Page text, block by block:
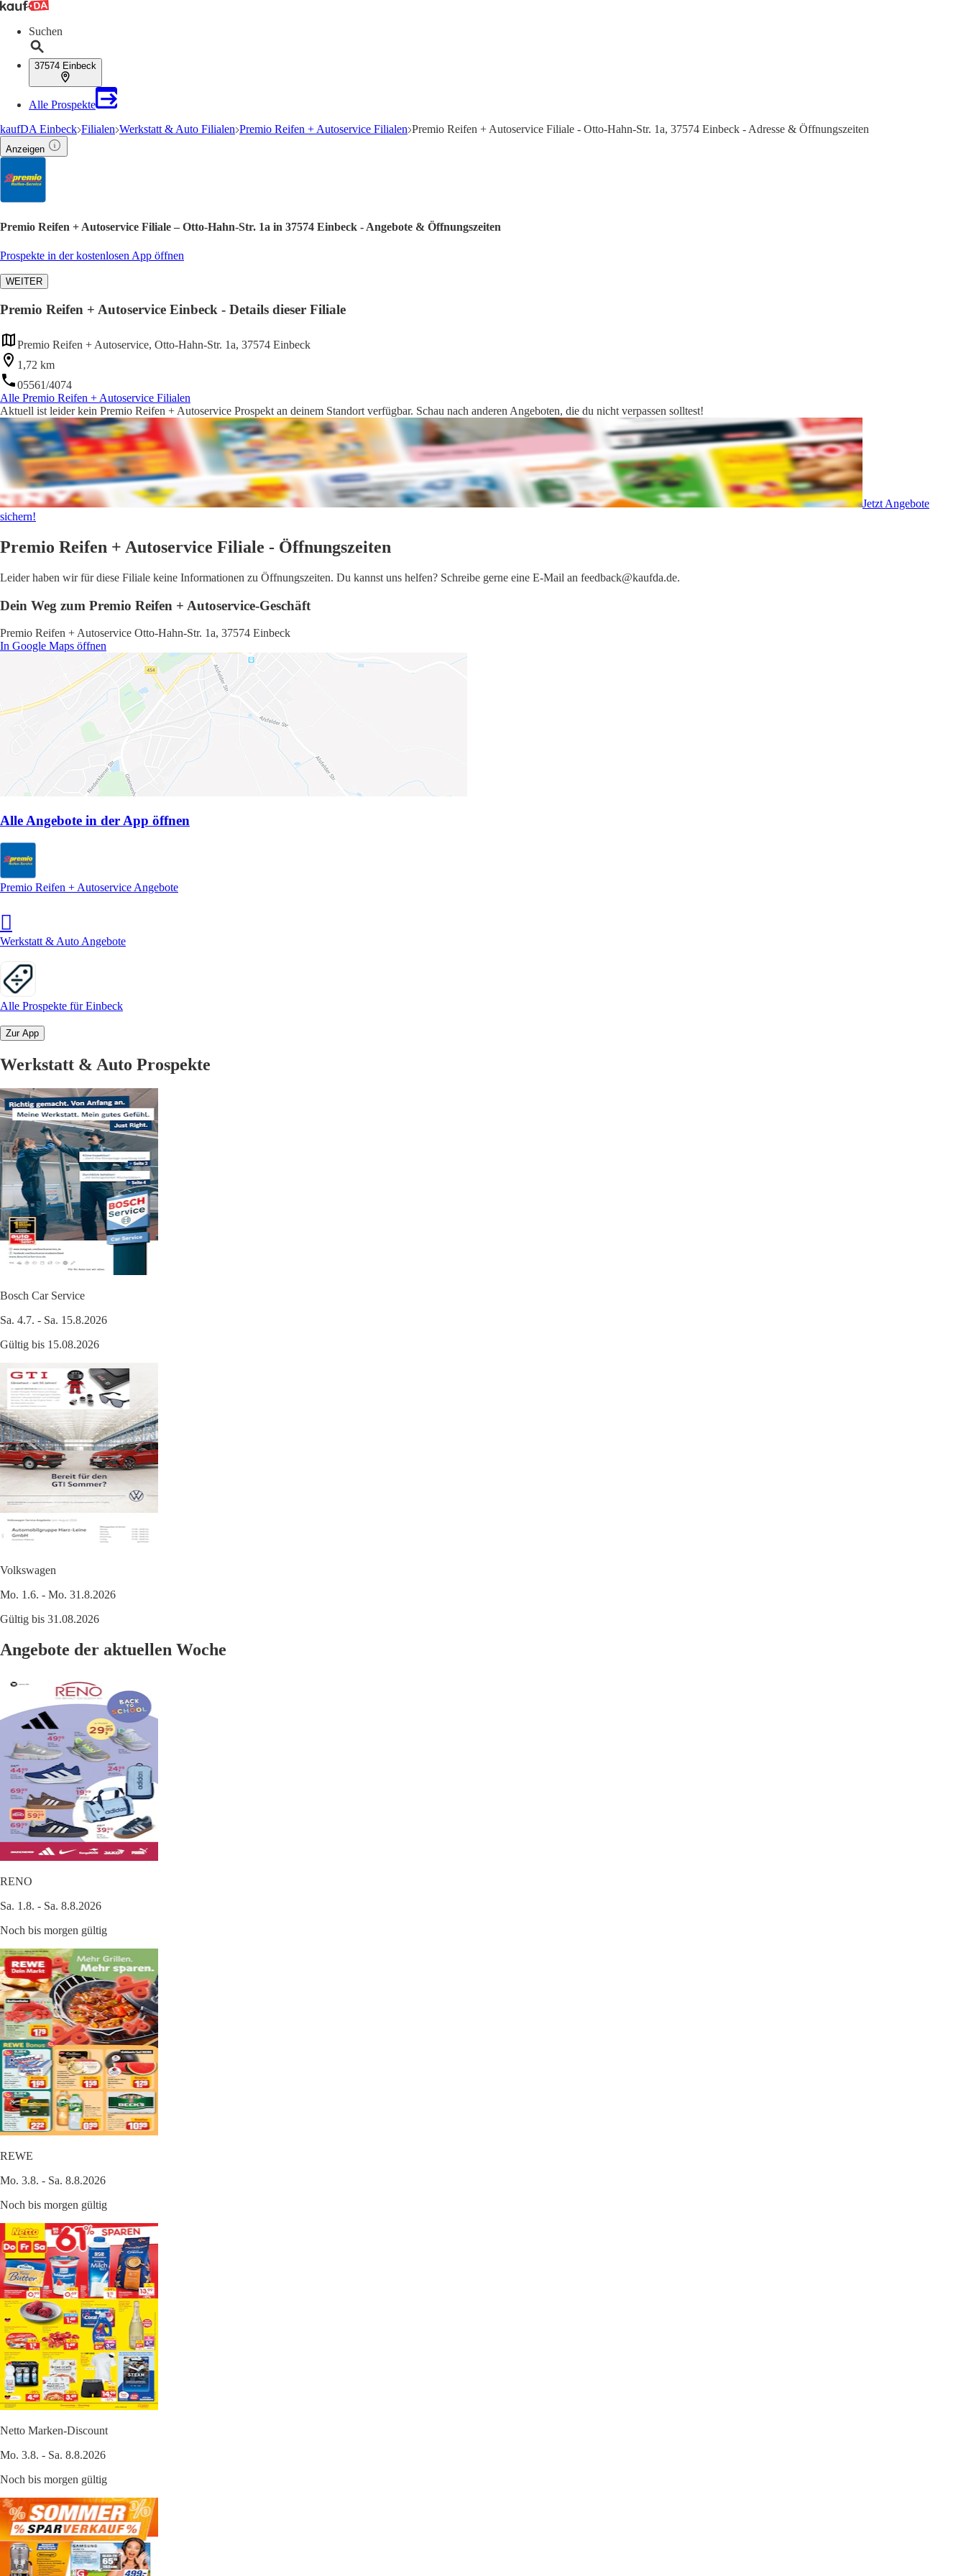
Suchen
37574 Einbeck
Alle Prospekte
kaufDA Einbeck Filialen Werkstatt & Auto Filialen Premio Reifen + Autoservice Filialen Premio Reifen + Autoservice Filiale - Otto-Hahn-Str. 1a, 37574 Einbeck - Adresse & Öffnungszeiten
Anzeigen
Premio Reifen + Autoservice Filiale – Otto-Hahn-Str. 1a in 37574 Einbeck - Angebote & Öffnungszeiten
Prospekte in der kostenlosen App öffnen
WEITER
Premio Reifen + Autoservice Einbeck - Details dieser Filiale
Premio Reifen + Autoservice, Otto-Hahn-Str. 1a, 37574 Einbeck
1,72 km
05561/4074
Alle Premio Reifen + Autoservice Filialen
Aktuell ist leider kein Premio Reifen + Autoservice Prospekt an deinem Standort verfügbar. Schau nach anderen Angeboten, die du nicht verpassen solltest!
Jetzt Angebote
sichern!
Premio Reifen + Autoservice Filiale - Öffnungszeiten
Leider haben wir für diese Filiale keine Informationen zu Öffnungszeiten. Du kannst uns helfen? Schreibe gerne eine E-Mail an feedback@kaufda.de.
Dein Weg zum Premio Reifen + Autoservice-Geschäft
Premio Reifen + Autoservice Otto-Hahn-Str. 1a, 37574 Einbeck
In Google Maps öffnen
Alle Angebote in der App öffnen
Premio Reifen + Autoservice Angebote
Werkstatt & Auto Angebote
Alle Prospekte für Einbeck
Zur App
Werkstatt & Auto Prospekte
Bosch Car Service
Sa. 4.7. - Sa. 15.8.2026
Gültig bis 15.08.2026
Volkswagen
Mo. 1.6. - Mo. 31.8.2026
Gültig bis 31.08.2026
Angebote der aktuellen Woche
RENO
Sa. 1.8. - Sa. 8.8.2026
Noch bis morgen gültig
REWE
Mo. 3.8. - Sa. 8.8.2026
Noch bis morgen gültig
Netto Marken-Discount
Mo. 3.8. - Sa. 8.8.2026
Noch bis morgen gültig